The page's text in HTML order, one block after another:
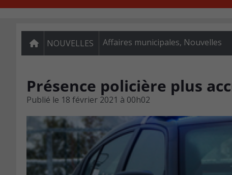
NOUVELLES Affaires municipales, Nouvelles
Présence policière plus
Publié le 18 février 2021 à 00h02